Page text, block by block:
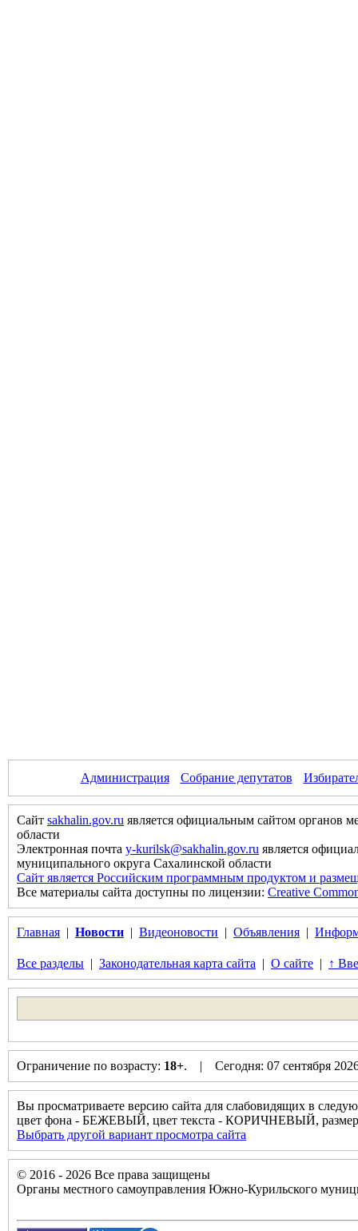
Администрация Собрание депутатов
Сайт sakhalin.gov.ru является официальным сайтом органов
области
Электронная почта y-kurilsk@sakhalin.gov.ru является
муниципального округа Сахалинской области
Сайт является Российским программным продуктом и
Все материалы сайта доступны по лицензии: Creative
Главная | Новости | Видеоновости | Объявления |
Все разделы | Законодательная карта сайта | О сайте | ↑
Ограничение по возрасту: 18+. | Сегодня: 07 сентября
Вы просматриваете версию сайта для слабовидящих в
цвет фона - БЕЖЕВЫЙ, цвет текста - КОРИЧНЕВЫЙ,
Выбрать другой вариант просмотра сайта
© 2016 - 2026 Все права защищены
Органы местного самоуправления Южно-Курильского